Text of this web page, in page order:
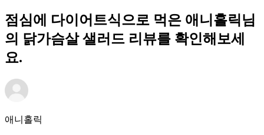
점심에 다이어트식으로 먹은 애니홀릭님
의 닭가슴살 샐러드 리뷰를 확인해보세
요.
애니홀릭